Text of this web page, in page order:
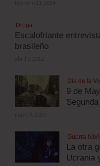
Droga
Escalofriante
brasileño
Día de la
9 de
Guerra
La otra
Ucrania